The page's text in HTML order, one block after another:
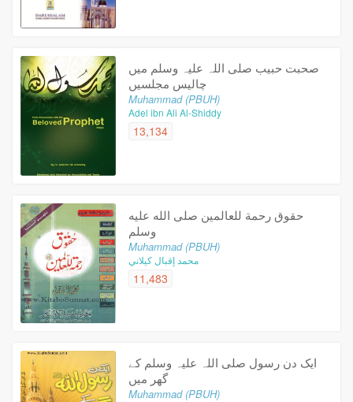
صحبت حبیب صلى اللہ علیہ وسلم میں
چالیس مجلسیں
Muhammad (PBUH)
Adel ibn Ali Al-Shiddy
13,134
حقوق رحمة للعالمين صلى الله عليه
وسلم
Muhammad (PBUH)
محمد إقبال كيلاني
11,483
ایک دن رسول صلى اللہ علیہ وسلم کے
گھر میں
Muhammad (PBUH)